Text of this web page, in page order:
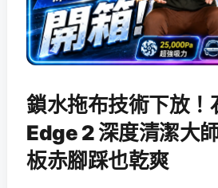
鎖水拖布技術下放
Edge 2 深度清潔大
板赤腳踩也乾爽